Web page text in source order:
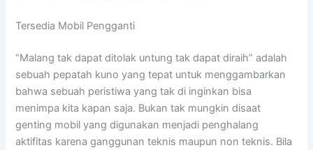
Tersedia Mobil Pengganti
“Malang tak dapat ditolak untung tak dapat diraih” adalah
sebuah pepatah kuno yang tepat untuk menggambarkan
bahwa sebuah peristiwa yang tak di inginkan bisa
menimpa kita kapan saja. Bukan tak mungkin disaat
genting mobil yang digunakan menjadi penghalang
aktifitas karena ganggunan teknis maupun non teknis. Bila